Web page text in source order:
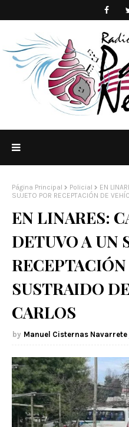
Página Principal Policial
EN
SUJETO POR RECEPTACIÓN DE
EN LINARES:
DETUVO A UN
SUSTRAIDO
CARLOS
Manuel Cisternas Navarrete